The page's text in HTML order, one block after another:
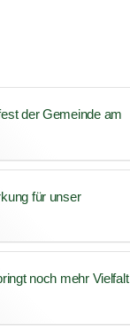
der Gemeinde am
für unser
noch mehr Vielfalt